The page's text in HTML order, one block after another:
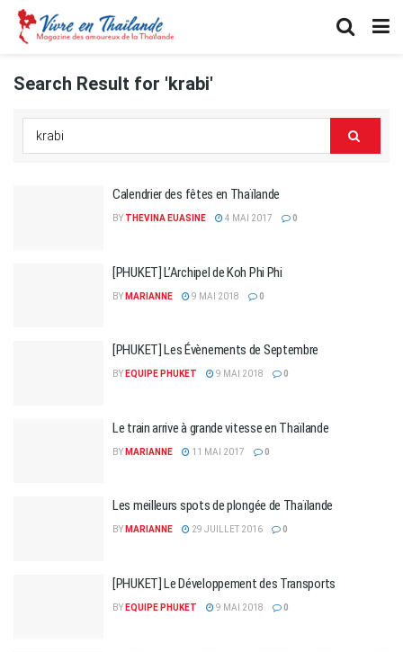
Search Result for 'krabi'
Calendrier des fêtes en Thaïlande
BY THEVINA EUASINE 4 MAI 2017 0
[PHUKET] L’Archipel de Koh Phi Phi
BY MARIANNE 9 MAI 2018 0
[PHUKET] Les Évènements de Septembre
BY EQUIPE PHUKET 9 MAI 2018 0
Le train arrive à grande vitesse en Thaïlande
BY MARIANNE 11 MAI 2017 0
Les meilleurs spots de plongée de Thaïlande
BY MARIANNE 29 JUILLET 2016 0
[PHUKET] Le Développement des Transports
BY EQUIPE PHUKET 9 MAI 2018 0